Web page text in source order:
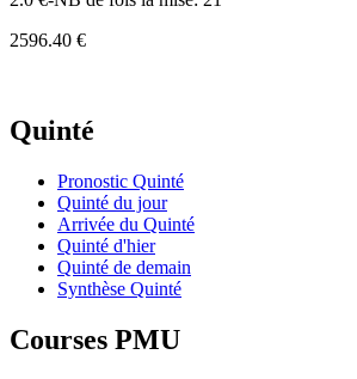
2596.40 €
Quinté
Pronostic Quinté
Quinté du jour
Arrivée du Quinté
Quinté d'hier
Quinté de demain
Synthèse Quinté
Courses PMU